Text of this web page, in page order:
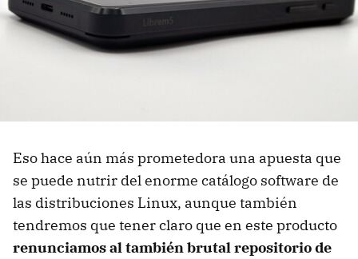
Eso hace aún más prometedora una apuesta que
se puede nutrir del enorme catálogo software de
las distribuciones Linux, aunque también
tendremos que tener claro que en este producto
renunciamos al también brutal repositorio de